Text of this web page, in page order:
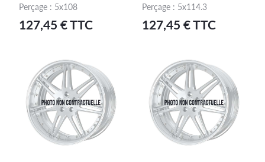
Perçage : 5x108
127,45 € TTC
Perçage : 5x114.3
127,45 € TTC